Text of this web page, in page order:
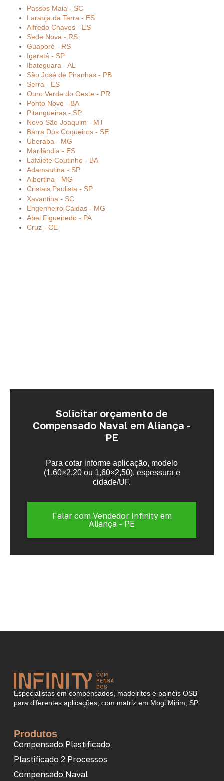
Passos Maia - SC
Laranja da Terra - ES
Alfredo Chaves - ES
Sede Nova - RS
Guaporé - RS
Igaratá - SP
Ibateguara - AL
São José de Piranhas - PB
Serra - ES
Ouro Verde do Oeste - PR
Ponto Novo - BA
Pitangueiras - SP
Novo São Joaquim - MT
Barra Dos Coqueiros - SE
Uberaba - MG
Marilândia - ES
Lafaiete Coutinho - BA
Adamantina - SP
Albertina - MG
Cristais Paulista - SP
Xavantina - SC
Engenheiro Caldas - MG
Abel Figueiredo - PA
Cruz - CE
Solicitar orçamento de
Compensado Naval em Aliança -
PE
Para cotar informe aplicação, modelo
(1,60×2,20 ou 1,60×2,50), espessura e
cidade/UF.
Falar com Vendedor Infinity em
Aliança - PE
Especialistas em compensados, madeirites e painéis OSB
para diferentes aplicações, com matriz em Mogi Mirim, SP.
Produtos
Compensado Plastificado
Plastificado 2 Processos
Compensado Naval